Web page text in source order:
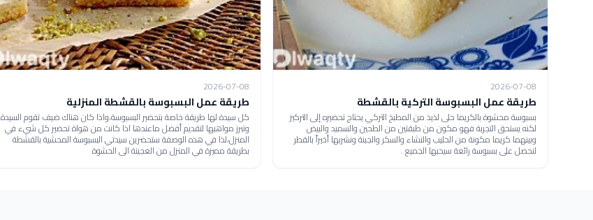
2026-07-08
طريقة عمل البسبوسة التركية بالقشطة
بسبوسة محشوة بالكريما حلى لذيذ من المطبخ التركي يحتاج تحضيره إلى التركيز
لكنه يستحق التجربة فهو مكون من طبقتين من الطحين والسميد والبيض
وبينهما كريما مكونة من الحليب والنشاء والسكر والجبنة ونشربها أخيراً بالقطر
لنحصل على بسبوسة رائعة سيحبها الجميع .
2026-07-08
طريقة عمل البسبوسة بالقشطة المنزلية
كل سيدة لها طريقة خاصة بتحضير البسبوسة،واذا كان هناك ضيف تقوم السيدة
وتبرز مواهبها لتقديم أفضل ماعندها اذا كانت من هواة تحضير كل شيء في
المنزل،لذا في هذه الوصفة ستحضرين سيدتي البسبوسة المحشية بالقشطة
بطريقة مميزة في المنزل من العجينة الى الحشوة